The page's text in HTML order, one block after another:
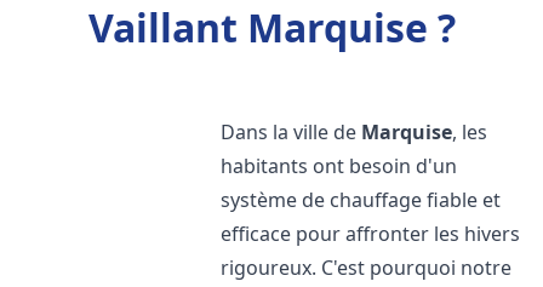
Vaillant Marquise ?
Dans la ville de Marquise, les
habitants ont besoin d'un
système de chauffage fiable et
efficace pour affronter les hivers
rigoureux. C'est pourquoi notre